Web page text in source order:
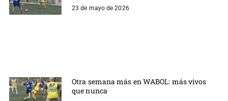
23 de mayo de 2026
Otra semana más en WABOL: más vivos
que nunca